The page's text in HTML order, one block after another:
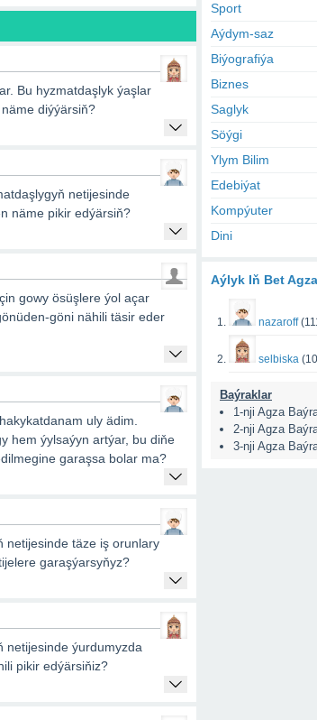
Bu hyzmatdaşlyk ýaşlar
diýýärsiň?
netijesinde
näme pikir edýärsiň?
gowy ösüşlere ýol açar
göni nähili täsir eder
uly ädim.
hem ýylsaýyn artýar, bu diňe
garaşsa bolar ma?
netijesinde täze iş orunlary
garaşýarsyňyz?
netijesinde ýurdumyzda
pikir edýärsiňiz?
Sport
Aýdym-saz
Biýografiýa
Biznes
Saglyk
Söýgi
Ylym Bilim
Edebiýat
Kompýuter
Dini
Aýlyk Iň Bet
nazaroff
selbiska
Baýraklar
1-nji Agza
2-nji Agza
3-nji Agza